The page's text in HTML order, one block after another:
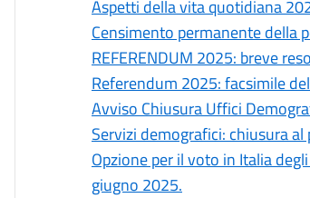
Aspetti della vita quotidiana
Censimento permanente della
REFERENDUM 2025: breve
Referendum 2025: facsimile
Avviso Chiusura Uffici
Servizi demografici: chiusura
Opzione per il voto in Italia
giugno 2025.